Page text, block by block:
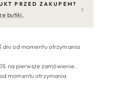
PRZED ZAKUPEM?
butiki.
dni od momentu otrzymania
na pierwsze zamówienie.
momentu otrzymania